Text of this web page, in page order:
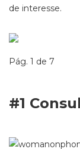
de interesse.
Pág. 1 de 7
#1